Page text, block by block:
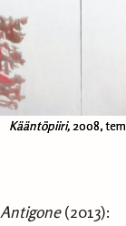
Kääntöpiiri, 2008,
Antigone(2013):